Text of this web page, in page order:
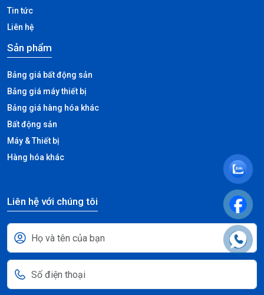
Tin tức
Liên hệ
Sản phẩm
Bảng giá bất động sản
Bảng giá máy thiết bị
Bảng giá hàng hóa khác
Bất động sản
Máy & Thiết bị
Hàng hóa khác
Liên hệ với chúng tôi